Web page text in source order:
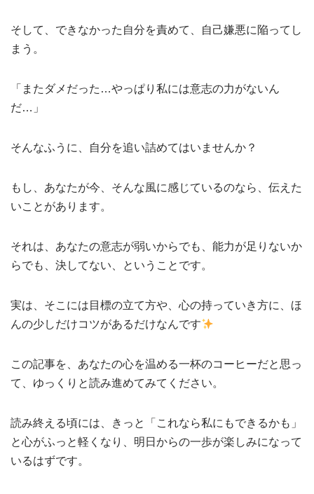
そして、できなかった自分を責めて、自己嫌悪に陥ってし
まう。
「またダメだった…やっぱり私には意志の力がないん
だ…」
そんなふうに、自分を追い詰めてはいませんか？
もし、あなたが今、そんな風に感じているのなら、伝えた
いことがあります。
それは、あなたの意志が弱いからでも、能力が足りないか
らでも、決してない、ということです。
実は、そこには目標の立て方や、心の持っていき方に、ほ
んの少しだけコツがあるだけなんです
この記事を、あなたの心を温める一杯のコーヒーだと思っ
て、ゆっくりと読み進めてみてください。
読み終える頃には、きっと「これなら私にもできるかも」
と心がふっと軽くなり、明日からの一歩が楽しみになって
いるはずです。